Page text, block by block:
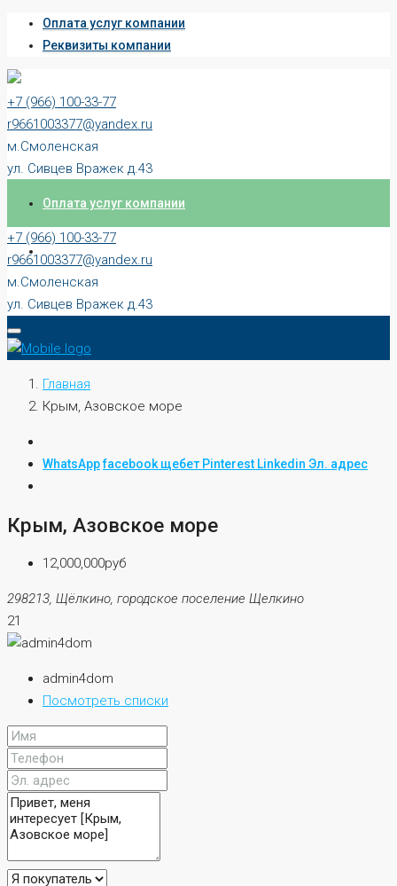
Оплата услуг компании
Реквизиты компании
+7 (966) 100-33-77
r9661003377@yandex.ru
м.Смоленская
ул. Сивцев Вражек д.43
Оплата услуг компании
+7 (966) 100-33-77
r9661003377@yandex.ru
м.Смоленская
ул. Сивцев Вражек д.43
Главная
Крым, Азовское море
WhatsAppfacebook щебет Pinterest Linkedin Эл. адрес
Крым, Азовское море
12,000,000руб
298213, Щёлкино, городское поселение Щелкино
21
admin4dom
Посмотреть списки